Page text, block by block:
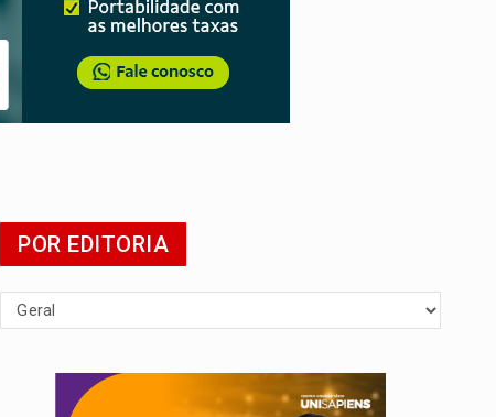
POR EDITORIA